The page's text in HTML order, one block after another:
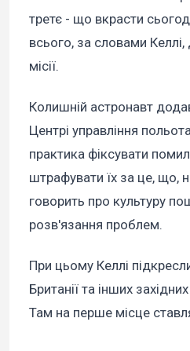
третє - що вкрасти
всього, за словами Келлі,
місії.
Колишній астронавт
Центрі управління
практика фіксувати
штрафувати їх за це, що,
говорить про культуру
розв'язання проблем.
При цьому Келлі
Британії та інших
Там на перше місце